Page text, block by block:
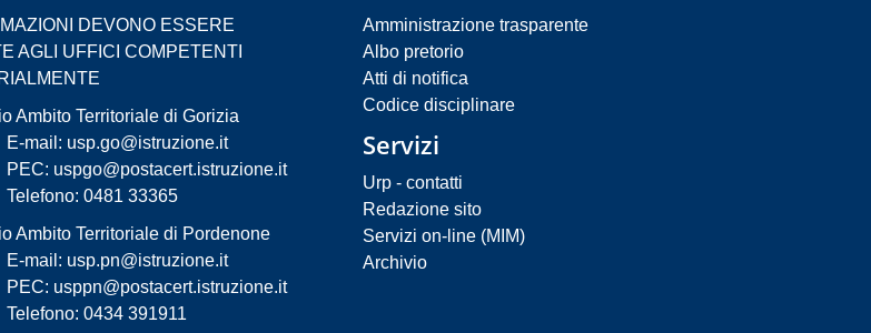
DEVONO ESSERE
AGLI UFFICI COMPETENTI
Ambito Territoriale di Gorizia
E-mail: usp.go@istruzione.it
PEC: uspgo@postacert.istruzione.it
Telefono: 0481 33365
Ambito Territoriale di Pordenone
E-mail: usp.pn@istruzione.it
PEC: usppn@postacert.istruzione.it
Telefono: 0434 391911
Amministrazione trasparente
Albo pretorio
Atti di notifica
Codice disciplinare
Servizi
Urp - contatti
Redazione sito
Servizi on-line (MIM)
Archivio